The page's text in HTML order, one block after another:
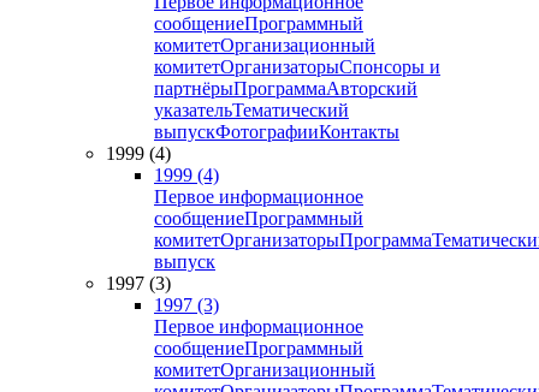
сообщениеПрограммный
комитетОрганизационный
комитетОрганизаторыСпонсоры и
партнёрыПрограммаАвторский
указательТематический
выпускФотографииКонтакты
1999 (4)
1999 (4)
Первое информационное
сообщениеПрограммный
комитетОрганизаторыПрограмма
выпуск
1997 (3)
1997 (3)
Первое информационное
сообщениеПрограммный
комитетОрганизационный